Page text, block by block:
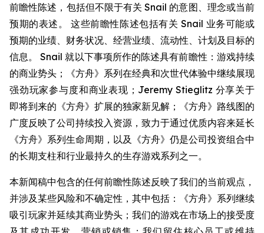
前瞻性陈述，包括但不限于有关 Snail 的意图、理念或当前
预期的表述。 这些前瞻性陈述包括有关 Snail 业务可能或
预期的业绩、财务状况、经营业绩、流动性、计划及目标的
信息。 Snail 就以下事项所作的陈述具有前瞻性：游戏持续
的商业势头；《方舟》系列在经典和次世代体验中继续展现
强劲玩家参与度和商业表现；Jeremy Stieglitz 分享关于
即将到来的《方舟》扩展的独家新见解；《方舟》路线图的
广度反映了公司持续投入资源，致力于通过优质内容来延长
《方舟》系列生命周期，以及《方舟》仍是公司投资组合中
的长期支柱和行业最持久的生存游戏系列之一。
本新闻稿中包含的任何前瞻性陈述反映了我们的当前观点，
并涉及某些风险和不确定性，其中包括：《方舟》系列继续
吸引玩家并延续其商业势头；我们的游戏在市场上的接受度